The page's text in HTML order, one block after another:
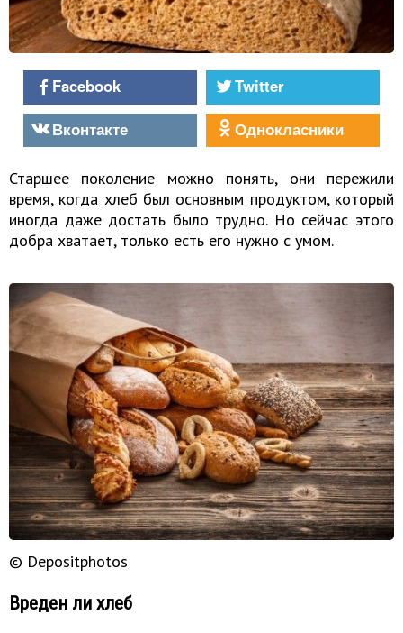
Facebook
Twitter
Вконтакте
Однокласники
Старшее поколение можно понять, они пережили
время, когда хлеб был основным продуктом, который
иногда даже достать было трудно. Но сейчас этого
добра хватает, только есть его нужно с умом.
© Depositphotos
Вреден ли хлеб